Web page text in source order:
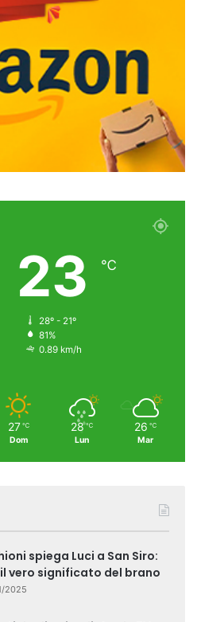
23 ℃
28º - 21º
81%
0.89 km/h
27 ℃
Dom
28 ℃
Lun
26 ℃
Mar
spiega Luci a San Siro:
vero significato del brano
2025